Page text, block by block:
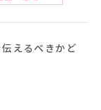
えるべきかど